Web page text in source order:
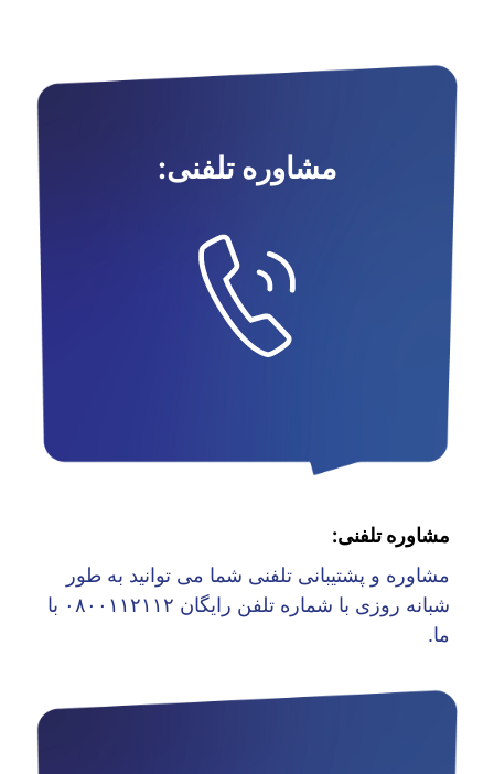
مشاوره تلفنی:
مشاوره تلفنی:
مشاوره و پشتیبانی تلفنی شما می توانید به طور
شبانه روزی با شماره تلفن رایگان ۰۸۰۰۱۱۲۱۱۲ با
ما.